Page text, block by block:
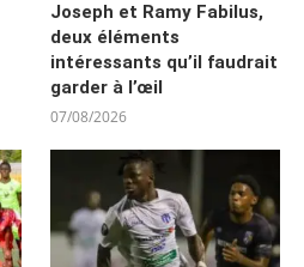
Joseph et Ramy Fabilus,
deux éléments
intéressants qu’il faudrait
garder à l’œil
07/08/2026